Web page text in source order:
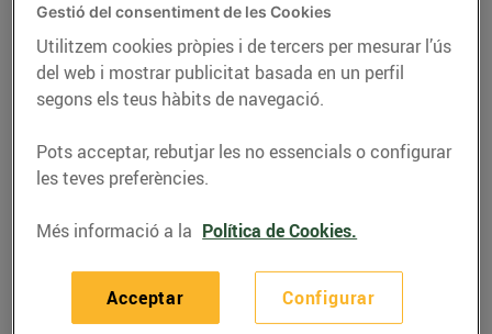
intolerància al gluten mantenir una dieta
equilibrada i variada gràcies a les més de 600
referències d’aliments de lamarcabonpreu sense
gluten i d’altres proveïdors. A més a més, tots els
productes de marca pròpia bonpreu incorporen la
senyalització de producte, apte o no, per a celíacs
Des del començament d’any, els establiments
Bonpreu i Esclat
han incrementat les vendes de
Gestió del consentiment de les Cookies
Utilitzem cookies pròpies i de tercers per mesurar l’ús
del web i mostrar publicitat basada en un perfil
segons els teus hàbits de navegació.
Pots acceptar, rebutjar les no essencials o configurar
les teves preferències.
Més informació a la Política de Cookies.
Configurar
Acceptar